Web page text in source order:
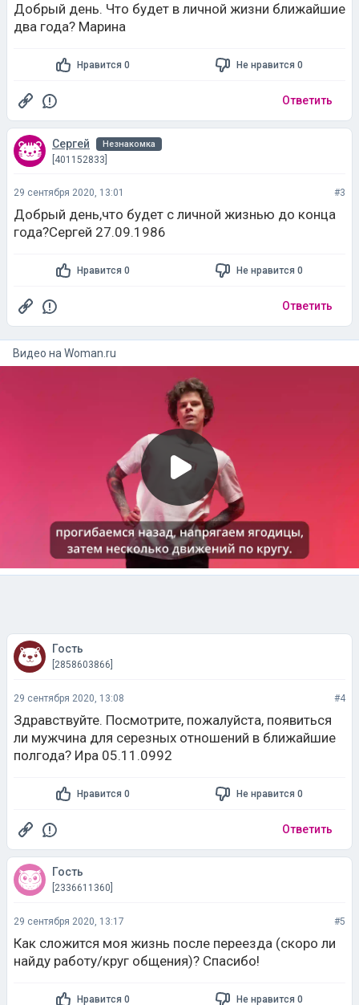
Добрый день. Что будет в личной жизни ближайшие
два года? Марина
Нравится 0 Не нравится 0
Ответить
Сергей Незнакомка
[401152833]
29 сентября 2020, 13:01 #3
Добрый день,что будет с личной жизнью до конца
года?Сергей 27.09.1986
Нравится 0 Не нравится 0
Ответить
Видео на woman.ru
Гость
[2858603866]
29 сентября 2020, 13:08 #4
Здравствуйте. Посмотрите, пожалуйста, появиться
ли мужчина для серезных отношений в ближайшие
полгода? Ира 05.11.0992
Нравится 0 Не нравится 0
Ответить
Гость
[2336611360]
29 сентября 2020, 13:17 #5
Как сложится моя жизнь после переезда (скоро ли
найду работу/круг общения)? Спасибо!
Нравится 0 Не нравится 0